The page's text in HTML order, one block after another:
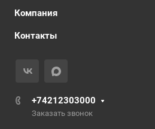
Компания
Контакты
+74212303000
Заказать звонок